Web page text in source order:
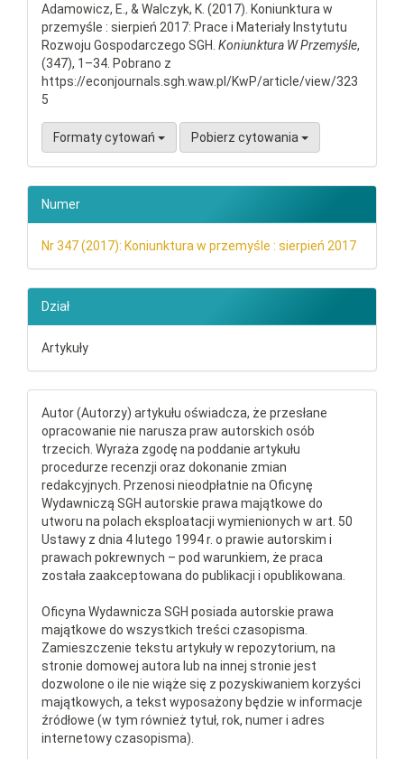
Adamowicz, E., & Walczyk, K. (2017). Koniunktura w
przemyśle : sierpień 2017: Prace i Materiały Instytutu
Rozwoju Gospodarczego SGH. Koniunktura W Przemyśle,
(347), 1–34. Pobrano z
https://econjournals.sgh.waw.pl/KwP/article/view/323
5
Formaty cytowań Pobierz cytowania
Numer
Nr 347 (2017): Koniunktura w przemyśle : sierpień 2017
Dział
Artykuły
Autor (Autorzy) artykułu oświadcza, że przesłane
opracowanie nie narusza praw autorskich osób
trzecich. Wyraża zgodę na poddanie artykułu
procedurze recenzji oraz dokonanie zmian
redakcyjnych. Przenosi nieodpłatnie na Oficynę
Wydawniczą SGH autorskie prawa majątkowe do
utworu na polach eksploatacji wymienionych w art. 50
Ustawy z dnia 4 lutego 1994 r. o prawie autorskim i
prawach pokrewnych – pod warunkiem, że praca
została zaakceptowana do publikacji i opublikowana.
Oficyna Wydawnicza SGH posiada autorskie prawa
majątkowe do wszystkich treści czasopisma.
Zamieszczenie tekstu artykuły w repozytorium, na
stronie domowej autora lub na innej stronie jest
dozwolone o ile nie wiąże się z pozyskiwaniem korzyści
majątkowych, a tekst wyposażony będzie w informacje
źródłowe (w tym również tytuł, rok, numer i adres
internetowy czasopisma).